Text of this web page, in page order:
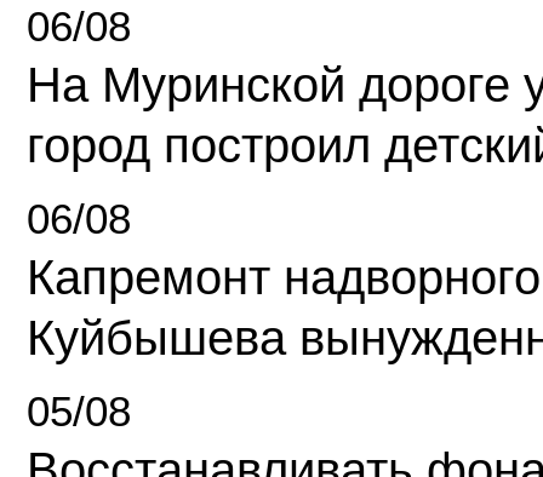
06/08
На Муринской дороге
город построил
06/08
Капремонт
Куйбышева
05/08